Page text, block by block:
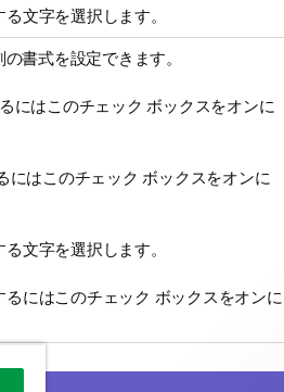
文字を選択します。
書式を設定できます。
にはこのチェック ボックスをオンに
にはこのチェック ボックスをオンに
文字を選択します。
にはこのチェック ボックスをオンに